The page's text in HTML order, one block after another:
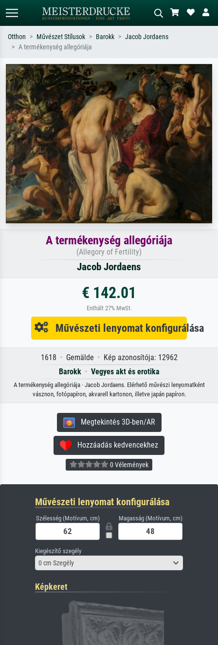
Keressen művész, műcím vagy stílus
szerint – pl. Monet, Csillagos éj,
impresszionizmus, Hokusai-hullám,
akt.
Írja le a jelenetet – pl. zöld rét, sok
piros absztrakt, sötét olajkép, álló akt
egy fa mellett.
Otthon Művészet Stílusok Barokk
Jacob Jordaens
A termékenység allegóriája
A termékenység allegóriája
(Allegory of Fertility)
Jacob Jordaens
€ 142.01
Enthält 27% MwSt.
Művészeti lenyomat konfigurálása
1618 · Gemälde · Kép azonosítója: 12962
Barokk· Vegyes akt és erotika
A termékenység allegóriája · Jacob Jordaens. Elérhető művészi lenyomatként
vásznon, fotópapíron, akvarell kartonon, illetve japán papíron.
Megtekintés 3D-ben/AR
Hozzáadás kedvencekhez
0 Vélemények
Művészeti lenyomat konfigurálása
Szélesség (Motívum, cm) Magasság (Motívum, cm)
Kiegészítő szegély
0 cm Szegély
Képkeret